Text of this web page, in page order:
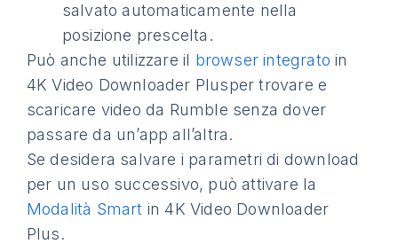
salvato automaticamente nella
posizione prescelta.
Può anche utilizzare il browser integrato in
4K Video Downloader Plusper trovare e
scaricare video da Rumble senza dover
passare da un’app all’altra.
Se desidera salvare i parametri di download
per un uso successivo, può attivare la
Modalità Smart in 4K Video Downloader
Plus.